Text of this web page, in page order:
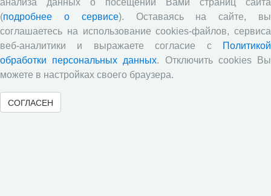
зеркале социологических измерений»
Глобальные вызовы и региональное развитие в
зеркале социологических измерений
Все сообщения »
Обзор научных публикаций
анализа данных о посещении Вами страниц сайта
(подробнее о сервисе). Оставаясь на сайте, вы
соглашаетесь на использование cookies-файлов, сервиса
веб-аналитики и выражаете согласие с
Политикой
обработки персональных данных. Отключить cookies Вы
можете в настройках своего браузера.
СОГЛАСЕН